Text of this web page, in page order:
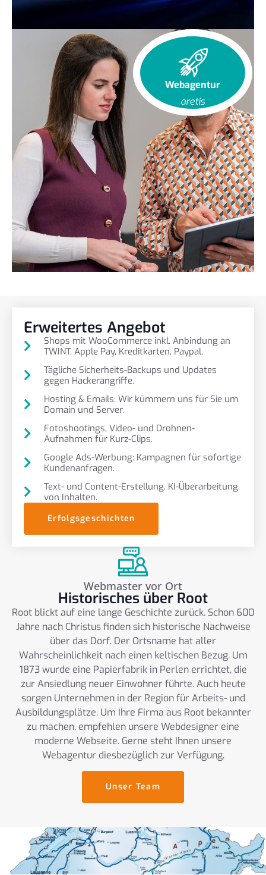
Webagentur
aretis
Erweitertes Angebot
Shops mit WooCommerce inkl. Anbindung an
TWINT, Apple Pay, Kreditkarten, Paypal.
Tägliche Sicherheits-Backups und Updates
gegen Hackerangriffe.
Hosting & Emails: Wir kümmern uns für Sie um
Domain und Server.
Fotoshootings, Video- und Drohnen-
Aufnahmen für Kurz-Clips.
Google Ads-Werbung: Kampagnen für sofortige
Kundenanfragen.
Text- und Content-Erstellung. KI-Überarbeitung
von Inhalten.
Erfolgsgeschichten
Webmaster vor Ort
Historisches über Root
Root blickt auf eine lange Geschichte zurück. Schon 600
Jahre nach Christus finden sich historische Nachweise
über das Dorf. Der Ortsname hat aller
Wahrscheinlichkeit nach einen keltischen Bezug. Um
1873 wurde eine Papierfabrik in Perlen errichtet, die
zur Ansiedlung neuer Einwohner führte. Auch heute
sorgen Unternehmen in der Region für Arbeits- und
Ausbildungsplätze. Um Ihre Firma aus Root bekannter
zu machen, empfehlen unsere Webdesigner eine
moderne Webseite. Gerne steht Ihnen unsere
Webagentur diesbezüglich zur Verfügung.
Unser Team